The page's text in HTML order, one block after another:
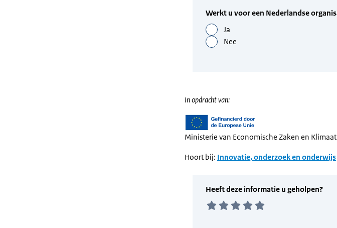
In opdracht van:
Ministerie van Economische Zaken en Klimaat
Hoort bij: Innovatie, onderzoek en onderwijs